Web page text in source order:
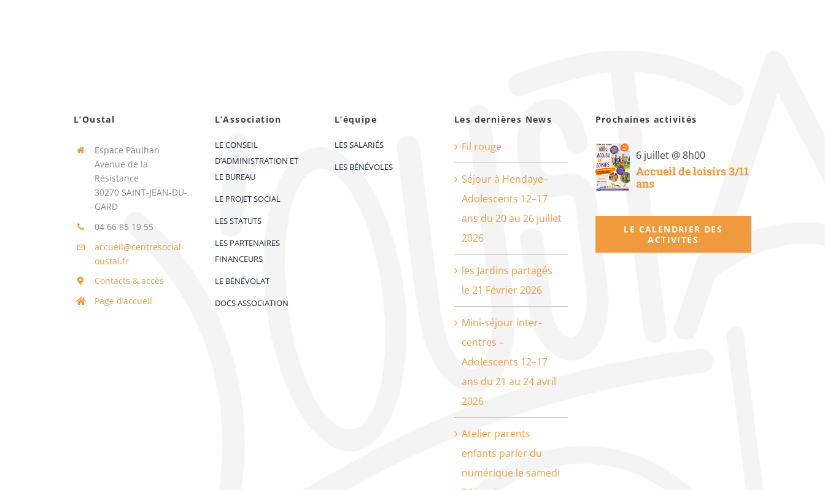
L’Oustal
Espace Paulhan
Avenue de la
Résistance
30270 SAINT-JEAN-DU-
GARD
04 66 85 19 55
accueil@centresocial-
oustal.fr
Contacts & accès
Page d’accueil
L’Association
LE CONSEIL
D’ADMINISTRATION ET
LE BUREAU
LE PROJET SOCIAL
LES STATUTS
LES PARTENAIRES
FINANCEURS
LE BÉNÉVOLAT
DOCS ASSOCIATION
L’équipe
LES SALARIÉS
LES BÉNÉVOLES
Les dernières News
Fil rouge
Séjour à Hendaye–
Adolescents 12–17
ans du 20 au 26 juillet
2026
les Jardins partagés
le 21 Février 2026
Mini-séjour inter-
centres –
Adolescents 12–17
ans du 21 au 24 avril
2026
Atelier parents
enfants parler du
numérique le samedi
Prochaines activités
6 juillet @ 8h00
Accueil de loisirs 3/11
ans
LE CALENDRIER DES
ACTIVITÉS